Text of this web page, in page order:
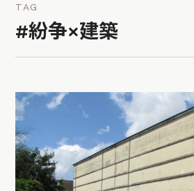
TAG
#紛争×建築